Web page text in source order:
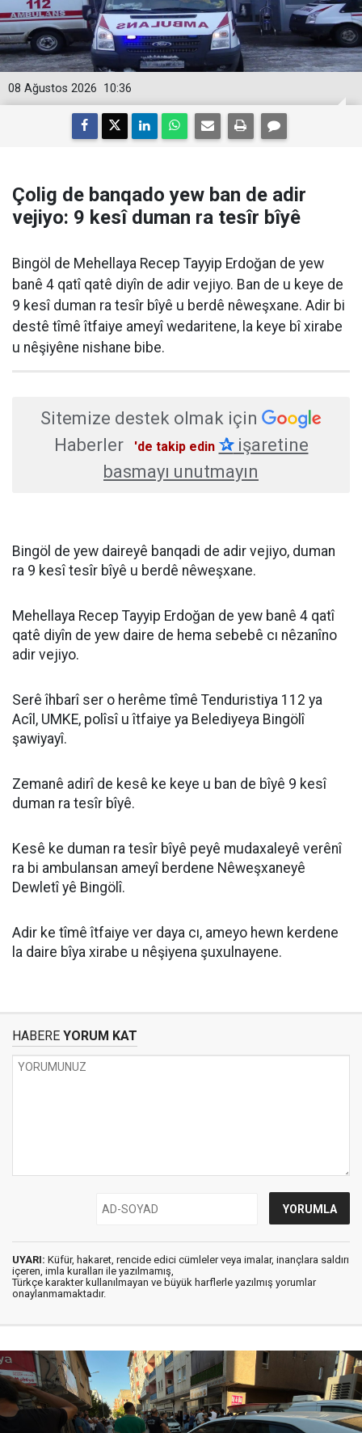
10:36
08 Ağustos 2026
Çolig de banqado yew ban de adir
vejiyo: 9 kesî duman ra tesîr bîyê
Bingöl de Mehellaya Recep Tayyip Erdoğan de yew
banê 4 qatî qatê diyîn de adir vejiyo. Ban de u keye de
9 kesî duman ra tesîr bîyê u berdê nêweşxane. Adir bi
destê tîmê îtfaiye ameyî wedaritene, la keye bî xirabe
u nêşiyêne nishane bibe.
Sitemize destek olmak için
Haberler
'de takip edin ✰işaretine
basmayı unutmayın
Bingöl de yew daireyê banqadi de adir vejiyo, duman
ra 9 kesî tesîr bîyê u berdê nêweşxane.
Mehellaya Recep Tayyip Erdoğan de yew banê 4 qatî
qatê diyîn de yew daire de hema sebebê cı nêzanîno
adir vejiyo.
Serê îhbarî ser o herême tîmê Tenduristiya 112 ya
Acîl, UMKE, polîsî u îtfaiye ya Belediyeya Bingölî
şawiyayî.
Zemanê adirî de kesê ke keye u ban de bîyê 9 kesî
duman ra tesîr bîyê.
Kesê ke duman ra tesîr bîyê peyê mudaxaleyê verênî
ra bi ambulansan ameyî berdene Nêweşxaneyê
Dewletî yê Bingölî.
Adir ke tîmê îtfaiye ver daya cı, ameyo hewn kerdene
la daire bîya xirabe u nêşiyena şuxulnayene.
HABERE YORUM KAT
UYARI: Küfür, hakaret, rencide edici cümleler veya imalar, inançlara saldırı
içeren, imla kuralları ile yazılmamış,
Türkçe karakter kullanılmayan ve büyük harflerle yazılmış yorumlar
onaylanmamaktadır.